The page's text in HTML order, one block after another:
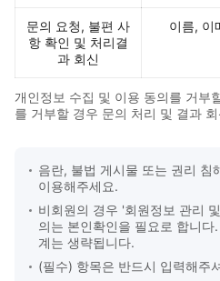
문의 요청, 불편 사
항 확인 및 처리결
과 회신
이름, 이
개인정보 수집 및 이용 동의를 거부
를 거부할 경우 문의 처리 및 결과
음란, 불법 게시물 또는 권리 침
이용해주세요.
비회원의 경우 '회원정보 관리
의는 본인확인을 필요로 합니
계는 생략됩니다.
(필수) 항목은 반드시 입력해주